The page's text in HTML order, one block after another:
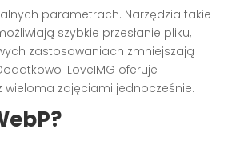
parametrach. Narzędzia takie
szybkie przesłanie pliku,
zastosowaniach zmniejszają
ILoveIMG oferuje
zdjęciami jednocześnie.